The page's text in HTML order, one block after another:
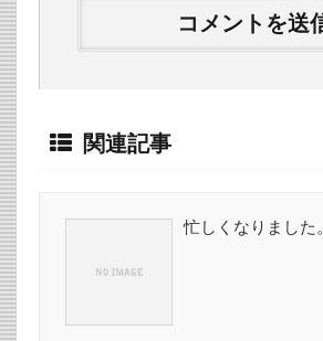
関連記事
忙しくなりました。